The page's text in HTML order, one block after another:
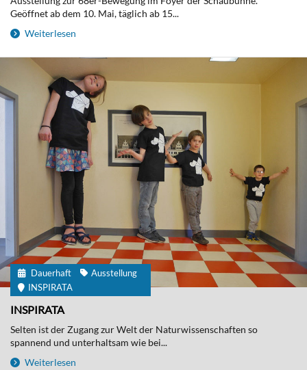
Geöffnet ab dem 10. Mai, täglich ab 15...
Weiterlesen
Dauerhaft
Ausstellung
INSPIRATA
INSPIRATA
Selten ist der Zugang zur Welt der Naturwissenschaften so
spannend und unterhaltsam wie bei...
Weiterlesen